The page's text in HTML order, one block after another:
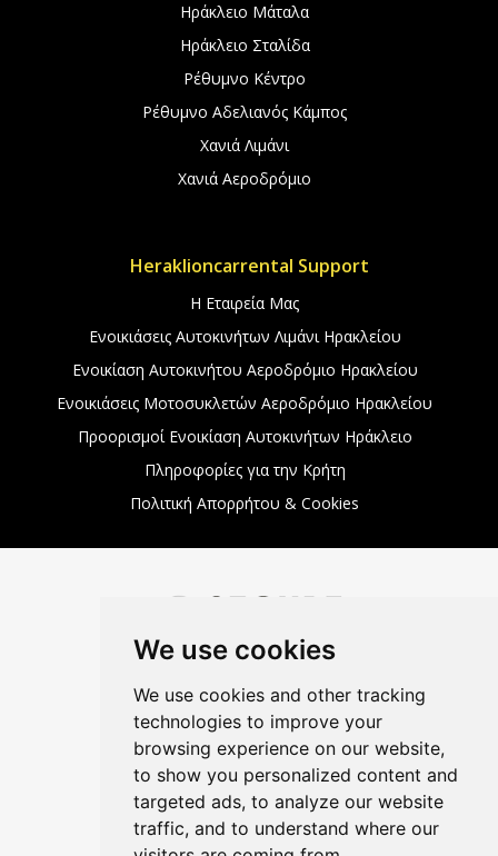
We use cookies
We use cookies and other tracking
technologies to improve your
browsing experience on our website,
to show you personalized content and
targeted ads, to analyze our website
traffic, and to understand where our
Ηράκλειο Μάταλα
Ηράκλειο Σταλίδα
Ρέθυμνο Κέντρο
Ρέθυμνο Αδελιανός Κάμπος
Χανιά Λιμάνι
Χανιά Αεροδρόμιο
Heraklioncarrental Support
Η Εταιρεία Μας
Ενοικιάσεις Αυτοκινήτων Λιμάνι Ηρακλείου
Ενοικίαση Αυτοκινήτου Αεροδρόμιο Ηρακλείου
Ενοικιάσεις Μοτοσυκλετών Αεροδρόμιο Ηρακλείου
Προορισμοί Ενοικίαση Αυτοκινήτων Ηράκλειο
Πληροφορίες για την Κρήτη
Πολιτική Απορρήτου & Cookies